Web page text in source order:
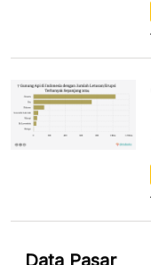
Data Pasar